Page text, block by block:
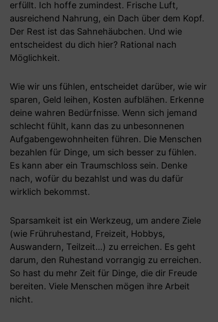
erfüllt. Ich hoffe zumindest. Frische Luft,
ausreichend Nahrung, ein Dach über dem Kopf.
Der Rest ist das Sahnehäubchen. Und wie
entscheidest du dich hier? Rational nach
Möglichkeit.
Wie wir uns fühlen, entscheidet darüber, wie wir
sparen, Geld leihen, Kosten aufblähen. Erkenne
deine wahren Bedürfnisse. Wenn sich jemand
schlecht fühlt, kann das zu unbesonnenen
Aufgabengewohnheiten führen. Die Menschen
bezahlen für Dinge, um sich besser zu fühlen.
Es kann aber ein Traumschloss sein. Denke
nach, wofür du bezahlst und was du dafür
wirklich bekommst.
Sparsamkeit ist ein Werkzeug, um andere Ziele
(wie Frühruhestand, Freizeit, Hobbys,
Auswandern, Teilzeit…) zu erreichen. Es geht
darum, den Ruhestand vorrangig zu erreichen.
So hast du mehr Zeit für Dinge, die dir Freude
bereiten. Viele Menschen mögen ihre Arbeit
nicht.